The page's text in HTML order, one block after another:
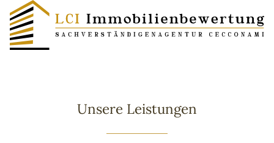
Unsere Leistungen